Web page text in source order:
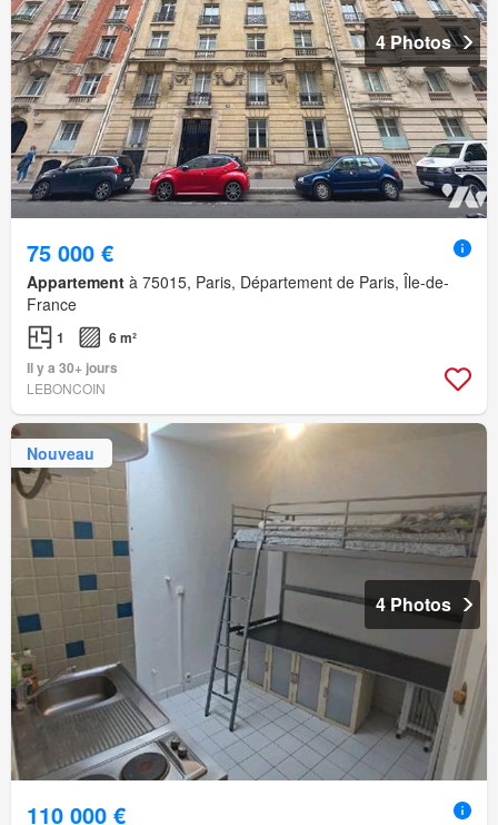
4 Photos
75 000 €
Appartement à 75015, Paris, Département de Paris, Île-de-
France
1
6 m²
Il y a 30+ jours
LEBONCOIN
Nouveau
4 Photos
110 000 €